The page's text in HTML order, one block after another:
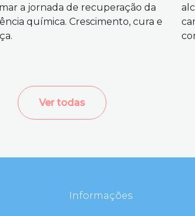
a jornada de recuperação da
química. Crescimento, cura e
Ver todas
Informações